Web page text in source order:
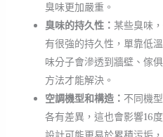
臭味更加嚴重。
臭味的持久性： 某些臭味
有很強的持久性，單靠低
味分子會滲透到牆壁、傢
方法才能解決。
空調機型和構造： 不同機
各有差異，這也會影響16